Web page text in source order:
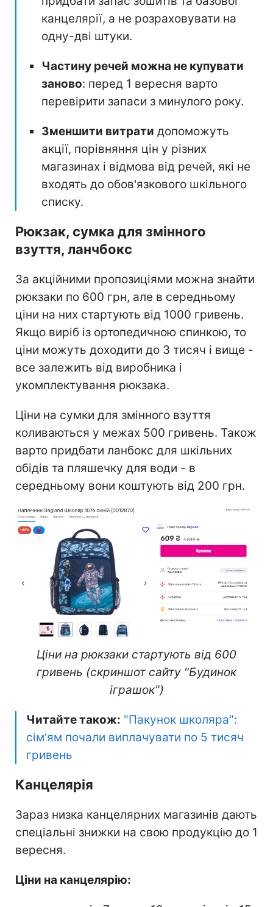
канцелярії, а не розраховувати на
одну-дві штуки.
Частину речей можна не купувати
заново: перед 1 вересня варто
перевірити запаси з минулого року.
Зменшити витрати допоможуть
акції, порівняння цін у різних
магазинах і відмова від речей, які не
входять до обов'язкового шкільного
списку.
Рюкзак, сумка для змінного
взуття, ланчбокс
За акційними пропозиціями можна знайти
рюкзаки по 600 грн, але в середньому
ціни на них стартують від 1000 гривень.
Якщо виріб із ортопедичною спинкою, то
ціни можуть доходити до 3 тисяч і вище -
все залежить від виробника і
укомплектування рюкзака.
Ціни на сумки для змінного взуття
коливаються у межах 500 гривень. Також
варто придбати ланбокс для шкільних
обідів та пляшечку для води - в
середньому вони коштують від 200 грн.
Ціни на рюкзаки стартують від 600
гривень (скриншот сайту "Будинок
іграшок")
Читайте також: "Пакунок школяра":
сім'ям почали виплачувати по 5 тисяч
гривень
Канцелярія
Зараз низка канцелярних магазинів дають
спеціальні знижки на свою продукцію до 1
вересня.
Ціни на канцелярію: